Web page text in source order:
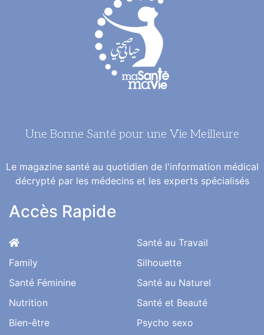
Une Bonne Santé pour une Vie Meilleure
Le magazine santé au quotidien de l'information médical
décrypté par les médecins et les experts spécialisés
Accès Rapide
Family
Santé Féminine
Nutrition
Bien-être
Santé au Travail
Silhouette
Santé au Naturel
Santé et Beauté
Psycho sexo